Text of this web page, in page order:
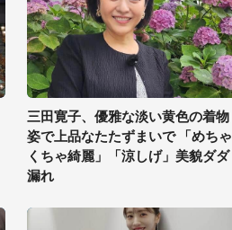
三田寛子、優雅な淡い黄色の着物
姿で上品なたたずまいで 「めちゃ
くちゃ綺麗」「涼しげ」美貌ダダ
漏れ